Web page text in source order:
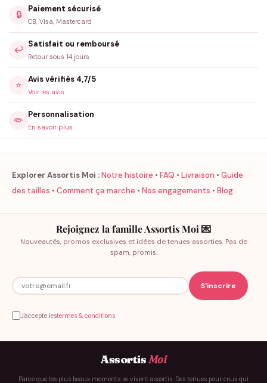
🔒
Paiement sécurisé
CB, Visa, Mastercard
↩️
Satisfait ou remboursé
Retour sous 14 jours
⭐
Avis vérifiés 4,7/5
Voir les avis
✏️
Personnalisation
En savoir plus
Explorer Assortis Moi :Notre histoire • FAQ • Livraison • Guide
des tailles • Comment ça marche • Nos engagements • Blog
Rejoignez la famille Assortis Moi 💌
Nouveautés, promos exclusives et idées de tenues assorties. Pas de
spam, promis.
J'accepte lestermes & conditions
AssortisMoi
Parce que les plus beaux moments se vivent assortis. Des tenues pour ceux qui